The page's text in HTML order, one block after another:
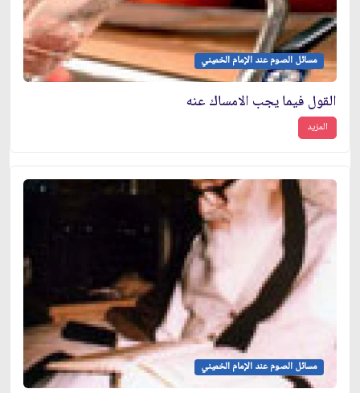
مسائل الصوم عند الإمام الخميني
القول فيما يجب الامساك عنه
المزيد
مسائل الصوم عند الإمام الخميني